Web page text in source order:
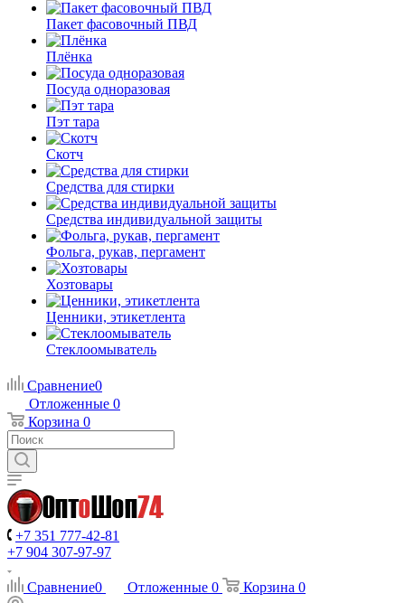
Пакет фасовочный ПВД
Плёнка
Посуда одноразовая
Пэт тара
Скотч
Средства для стирки
Средства индивидуальной защиты
Фольга, рукав, пергамент
Хозтовары
Ценники, этикетлента
Стеклоомыватель
Сравнение0
Отложенные 0
Корзина 0
+7 351 777-42-81
+7 904 307-97-97
Сравнение0 Отложенные 0 Корзина 0